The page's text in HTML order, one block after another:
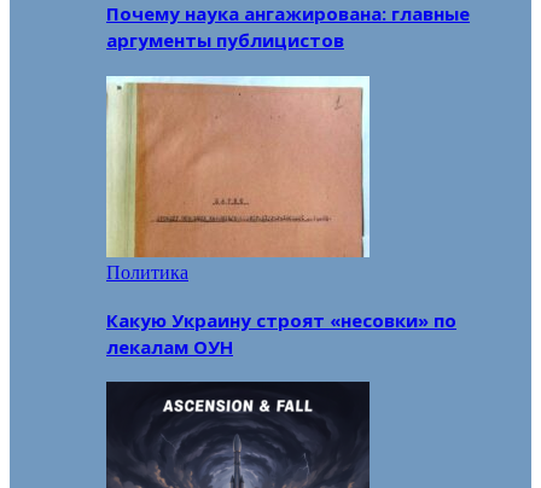
Почему наука ангажирована: главные
аргументы публицистов
Политика
Какую Украину строят «несовки» по
лекалам ОУН